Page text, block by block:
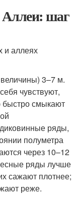
Аллеи: шаг
и аллеях
3–7 м.
чувствуют,
быстро смыкают
ряды,
полуметра
через 10–12
ряды лучше
сажают плотнее;
реже.